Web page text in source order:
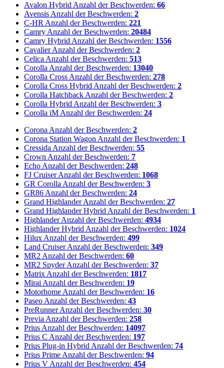
Avalon Hybrid Anzahl der Beschwerden: 66
Avensis Anzahl der Beschwerden: 2
C-HR Anzahl der Beschwerden: 221
Camry Anzahl der Beschwerden: 20484
Camry Hybrid Anzahl der Beschwerden: 1556
Cavalier Anzahl der Beschwerden: 2
Celica Anzahl der Beschwerden: 513
Corolla Anzahl der Beschwerden: 13040
Corolla Cross Anzahl der Beschwerden: 278
Corolla Cross Hybrid Anzahl der Beschwerden: 2
Corolla Hatchback Anzahl der Beschwerden: 2
Corolla Hybrid Anzahl der Beschwerden: 3
Corolla iM Anzahl der Beschwerden: 24
Corona Anzahl der Beschwerden: 2
Corona Station Wagon Anzahl der Beschwerden: 1
Cressida Anzahl der Beschwerden: 55
Crown Anzahl der Beschwerden: 7
Echo Anzahl der Beschwerden: 248
FJ Cruiser Anzahl der Beschwerden: 1068
GR Corolla Anzahl der Beschwerden: 3
GR86 Anzahl der Beschwerden: 24
Grand Highlander Anzahl der Beschwerden: 27
Grand Highlander Hybrid Anzahl der Beschwerden: 1
Highlander Anzahl der Beschwerden: 4934
Highlander Hybrid Anzahl der Beschwerden: 1024
Hilux Anzahl der Beschwerden: 499
Land Cruiser Anzahl der Beschwerden: 349
MR2 Anzahl der Beschwerden: 60
MR2 Spyder Anzahl der Beschwerden: 37
Matrix Anzahl der Beschwerden: 1817
Mirai Anzahl der Beschwerden: 19
Motorhome Anzahl der Beschwerden: 16
Paseo Anzahl der Beschwerden: 43
PreRunner Anzahl der Beschwerden: 30
Previa Anzahl der Beschwerden: 258
Prius Anzahl der Beschwerden: 14097
Prius C Anzahl der Beschwerden: 197
Prius Plug-in Hybrid Anzahl der Beschwerden: 74
Prius Prime Anzahl der Beschwerden: 94
Prius V Anzahl der Beschwerden: 454